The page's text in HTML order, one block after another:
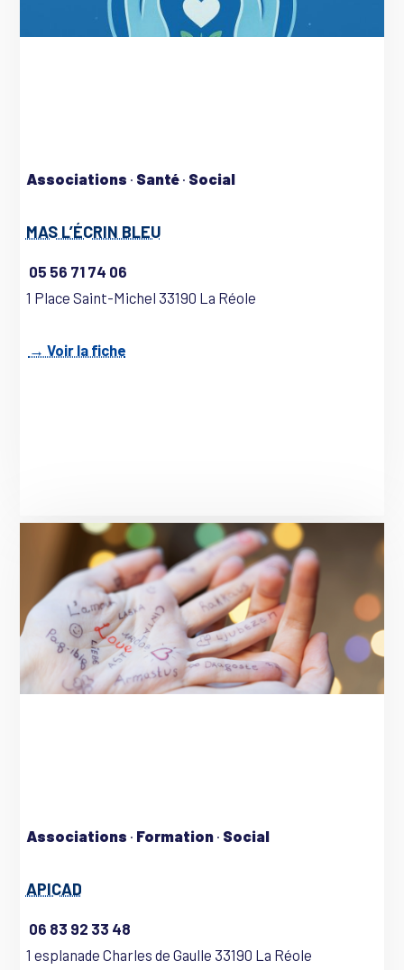
Associations · Santé· Social
MAS L’ÉCRIN BLEU
05 56 71 74 06
1 Place Saint-Michel 33190 La Réole
→ Voir la fiche
Associations · Formation· Social
APICAD
06 83 92 33 48
1 esplanade Charles de Gaulle 33190 La Réole